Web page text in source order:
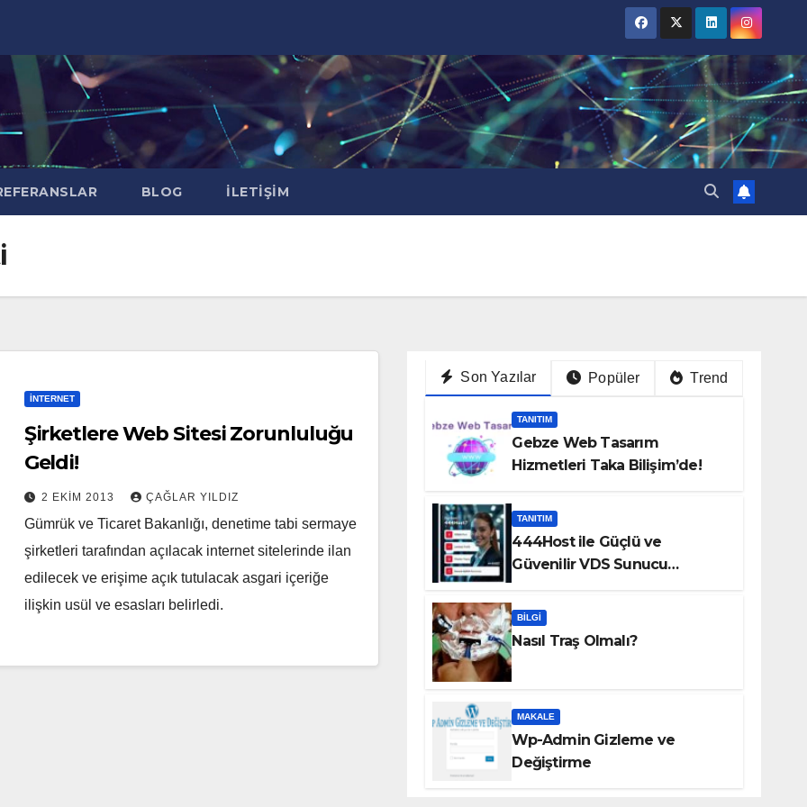
BLOG İLETIŞIM
İNTERNET
Şirketlere Web Sitesi Zorunluluğu
Geldi!
2 EKIM 2013 ÇAĞLAR YILDIZ
Gümrük ve Ticaret Bakanlığı, denetime tabi sermaye
şirketleri tarafından açılacak internet sitelerinde ilan
edilecek ve erişime açık tutulacak asgari içeriğe
ilişkin usül ve esasları belirledi.
Son Yazılar Popüler Trend
TANITIM
Gebze Web Tasarım
Hizmetleri Taka Bilişim’de!
TANITIM
444Host ile Güçlü ve
Güvenilir VDS Sunucu
BILGI
Nasıl Traş Olmalı?
MAKALE
Wp-Admin Gizleme ve
Değiştirme